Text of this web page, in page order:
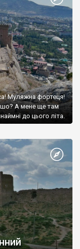
Муляжна фортеця!
шо? А мене ще там
до цього літа.